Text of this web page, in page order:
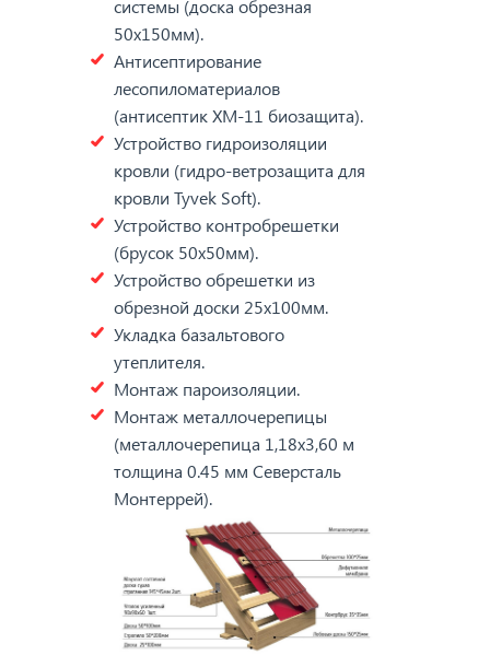
системы (доска обрезная
50х150мм).
Антисептирование
лесопиломатериалов
(антисептик ХМ-11 биозащита).
Устройство гидроизоляции
кровли (гидро-ветрозащита для
кровли Tyvek Soft).
Устройство контробрешетки
(брусок 50х50мм).
Устройство обрешетки из
обрезной доски 25х100мм.
Укладка базальтового
утеплителя.
Монтаж пароизоляции.
Монтаж металлочерепицы
(металлочерепица 1,18х3,60 м
толщина 0.45 мм Северсталь
Монтеррей).